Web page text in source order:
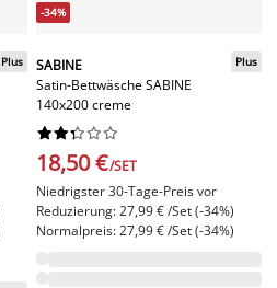
Plus
-34%
SABINE
Satin-Bettwäsche SABINE
140x200 creme
Plus






18,50 €/SET
Niedrigster 30-Tage-Preis vor
Reduzierung: 27,99 € /Set (-34%)
Normalpreis: 27,99 € /Set (-34%)